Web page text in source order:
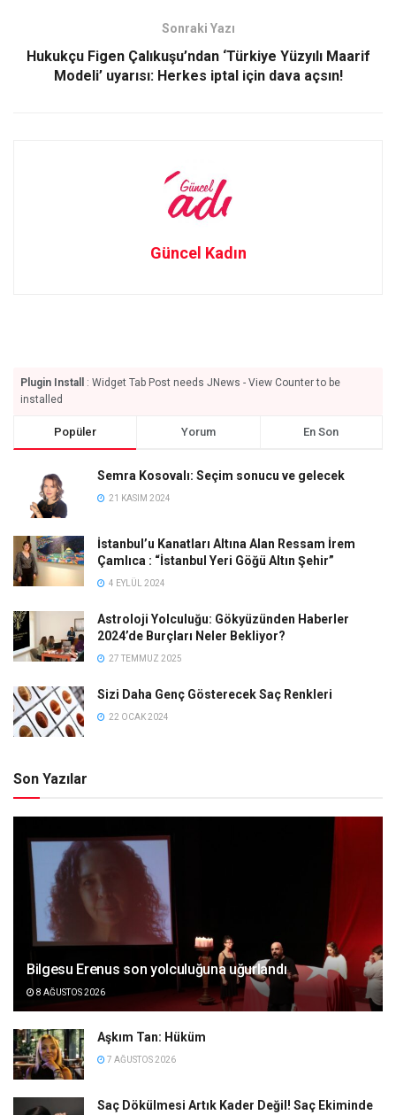
Sonraki Yazı
Hukukçu Figen Çalıkuşu’ndan ‘Türkiye Yüzyılı Maarif
Modeli’ uyarısı: Herkes iptal için dava açsın!
Güncel Kadın
Plugin Install
: Widget Tab Post needs JNews - View Counter to be
installed
Popüler Yorum En Son
Semra Kosovalı: Seçim sonucu ve gelecek
21 KASIM 2024
İstanbul’u Kanatları Altına Alan Ressam İrem
Çamlıca : “İstanbul Yeri Göğü Altın Şehir”
4 EYLÜL 2024
Astroloji Yolculuğu: Gökyüzünden Haberler
2024’de Burçları Neler Bekliyor?
27 TEMMUZ 2025
Sizi Daha Genç Gösterecek Saç Renkleri
22 OCAK 2024
Son Yazılar
Bilgesu Erenus son yolculuğuna uğurlandı
8 AĞUSTOS 2026
Aşkım Tan: Hüküm
7 AĞUSTOS 2026
Saç Dökülmesi Artık Kader Değil! Saç Ekiminde